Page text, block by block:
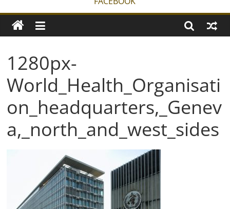
1280px-
World_Health_Organisati
on_headquarters,_Genev
a,_north_and_west_sides